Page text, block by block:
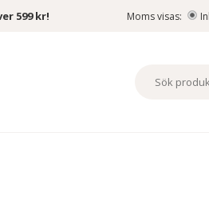
599 kr! Moms visas: